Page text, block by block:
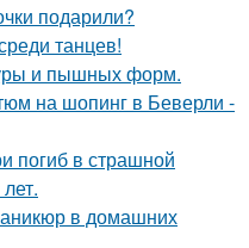
подарили?
танцев!
и пышных форм.
на шопинг в Беверли -
погиб в страшной
в домашних